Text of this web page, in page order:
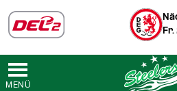
Fr.
MENÜ